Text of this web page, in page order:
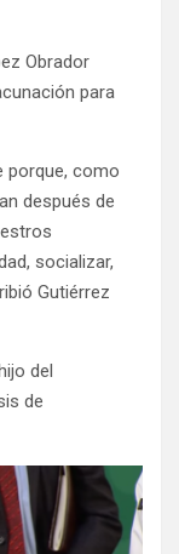
Obrador
para
porque, como
después de
socializar,
Gutiérrez
del
de